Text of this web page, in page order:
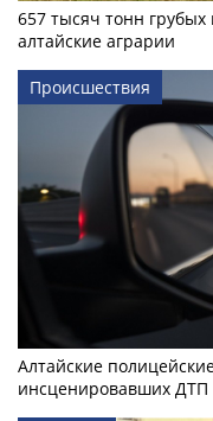
657 тысяч тонн
алтайские аграрии
Происшествия
Алтайские
инсценировавших ДТП